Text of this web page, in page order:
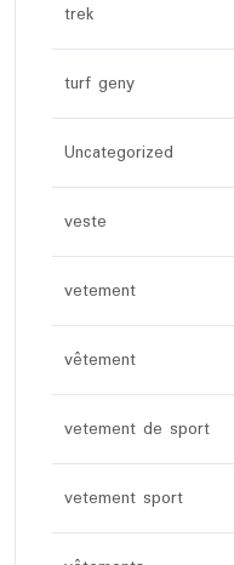
trek
turf geny
Uncategorized
veste
vetement
vêtement
vetement de sport
vetement sport